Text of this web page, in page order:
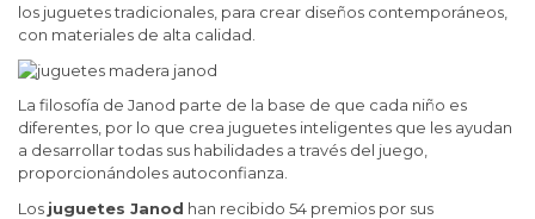
los juguetes tradicionales, para crear diseños contemporáneos,
con materiales de alta calidad.
La filosofía de Janod parte de la base de que cada niño es
diferentes, por lo que crea juguetes inteligentes que les ayudan
a desarrollar todas sus habilidades a través del juego,
proporcionándoles autoconfianza.
Los juguetes Janod han recibido 54 premios por sus